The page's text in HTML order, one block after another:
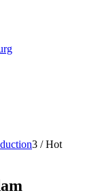
3 / Hot